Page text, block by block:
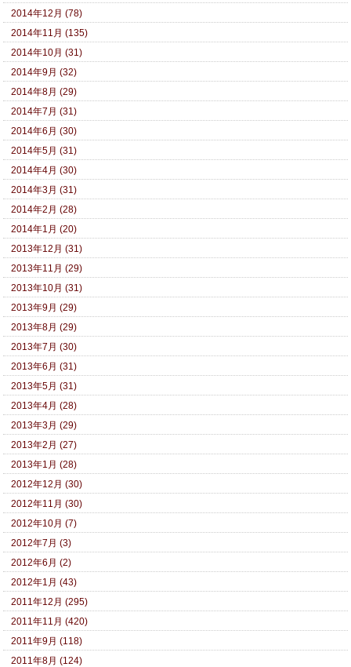
2014年12月 (78)
2014年11月 (135)
2014年10月 (31)
2014年9月 (32)
2014年8月 (29)
2014年7月 (31)
2014年6月 (30)
2014年5月 (31)
2014年4月 (30)
2014年3月 (31)
2014年2月 (28)
2014年1月 (20)
2013年12月 (31)
2013年11月 (29)
2013年10月 (31)
2013年9月 (29)
2013年8月 (29)
2013年7月 (30)
2013年6月 (31)
2013年5月 (31)
2013年4月 (28)
2013年3月 (29)
2013年2月 (27)
2013年1月 (28)
2012年12月 (30)
2012年11月 (30)
2012年10月 (7)
2012年7月 (3)
2012年6月 (2)
2012年1月 (43)
2011年12月 (295)
2011年11月 (420)
2011年9月 (118)
2011年8月 (124)